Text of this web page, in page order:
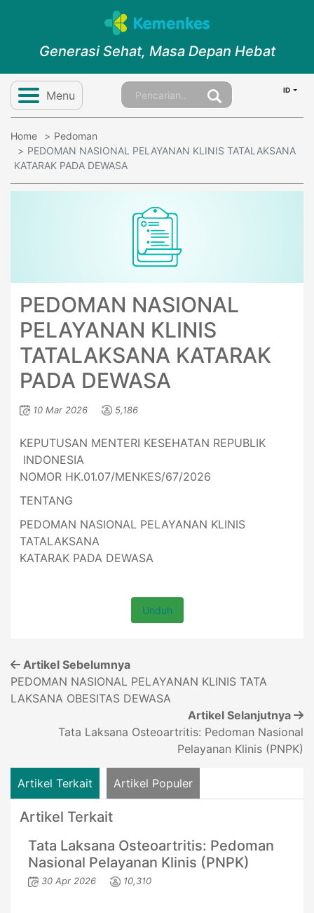
Generasi Sehat, Masa Depan Hebat
Menu ID
Home
Pedoman
PEDOMAN NASIONAL PELAYANAN KLINIS TATALAKSANA
KATARAK PADA DEWASA
PEDOMAN NASIONAL
PELAYANAN KLINIS
TATALAKSANA KATARAK
PADA DEWASA
10 Mar 2026 5,186
KEPUTUSAN MENTERI KESEHATAN REPUBLIK
INDONESIA
NOMOR HK.01.07/MENKES/67/2026
TENTANG
PEDOMAN NASIONAL PELAYANAN KLINIS
TATALAKSANA
KATARAK PADA DEWASA
Unduh
Artikel Sebelumnya
PEDOMAN NASIONAL PELAYANAN KLINIS TATA
LAKSANA OBESITAS DEWASA
Artikel Selanjutnya
Tata Laksana Osteoartritis: Pedoman Nasional
Pelayanan Klinis (PNPK)
Artikel Terkait Artikel Populer
Artikel Terkait
Tata Laksana Osteoartritis: Pedoman
Nasional Pelayanan Klinis (PNPK)
30 Apr 2026 10,310